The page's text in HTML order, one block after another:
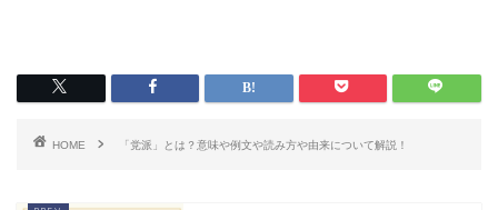
HOME 「党派」とは？意味や例文や読み方や由来について解説！